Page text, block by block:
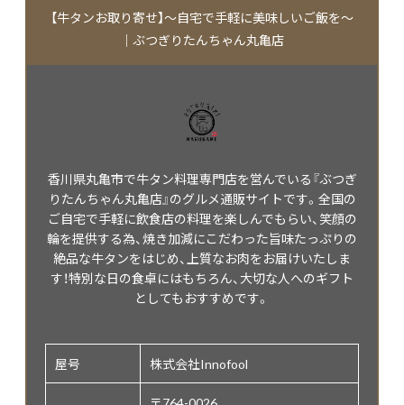
【牛タンお取り寄せ】～自宅で手軽に美味しいご飯を～
｜ぶつぎりたんちゃん丸亀店
香川県丸亀市で牛タン料理専門店を営んでいる『ぶつぎ
りたんちゃん丸亀店』のグルメ通販サイトです。全国の
ご自宅で手軽に飲食店の料理を楽しんでもらい、笑顔の
輪を提供する為、焼き加減にこだわった旨味たっぷりの
絶品な牛タンをはじめ、上質なお肉をお届けいたしま
す！特別な日の食卓にはもちろん、大切な人へのギフト
としてもおすすめです。
屋号 株式会社Innofool